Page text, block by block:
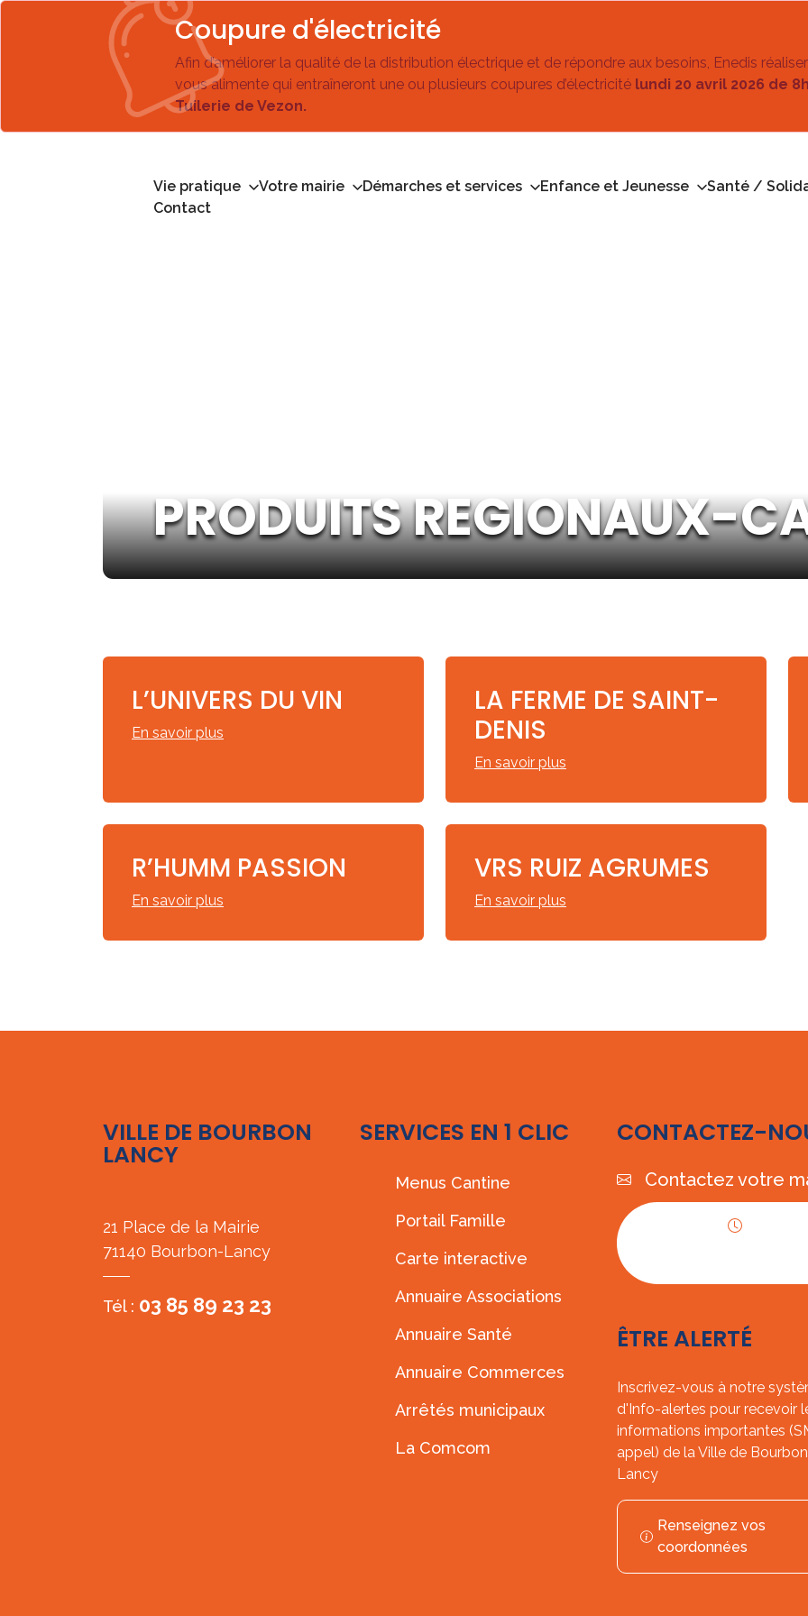
Coupure d'électricité
Afin d’améliorer la qualité de la distribution électrique et de répondre aux besoins, Enedis
vous alimente qui entraîneront une ou plusieurs coupures d’électricité lundi 20 avril 2026 de
Tuilerie de Vezon.
Vie pratique Votre mairie Démarches et services Enfance et Jeunesse Santé /
Contact
PRODUITS REGIONAUX-
L’UNIVERS DU VIN
En savoir plus
LA FERME DE SAINT-
DENIS
En savoir plus
R’HUMM PASSION
En savoir plus
VRS RUIZ AGRUMES
En savoir plus
VILLE DE BOURBON
LANCY
21 Place de la Mairie
71140 Bourbon-Lancy
Tél : 03 85 89 23 23
SERVICES EN 1 CLIC
Menus Cantine
Portail Famille
Carte interactive
Annuaire Associations
Annuaire Santé
Annuaire Commerces
Arrêtés municipaux
La Comcom
CONTACTEZ-
Contactez votre
ÊTRE ALERTÉ
Inscrivez-vous à notre
d'Info-alertes pour recevoir
informations importantes
appel) de la Ville de Bourbon
Lancy
Renseignez vos
coordonnées